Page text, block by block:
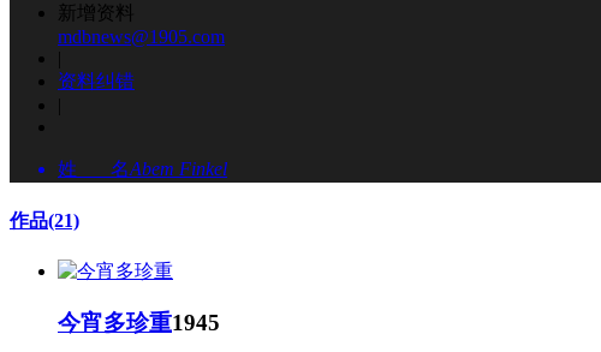
新增资料
mdbnews@1905.com
|
资料纠错
|
姓 名Abem Finkel
作品(21)
今宵多珍重1945